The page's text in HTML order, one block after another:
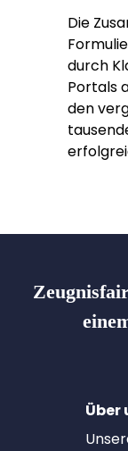
Die
durch
Portals
den
Über